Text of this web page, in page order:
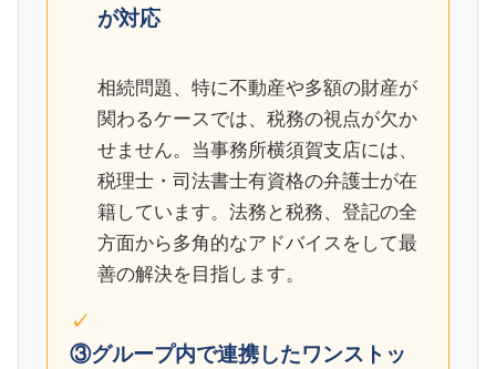
が対応
相続問題、特に不動産や多額の財産が
関わるケースでは、税務の視点が欠か
せません。当事務所横須賀支店には、
税理士・司法書士有資格の弁護士が在
籍しています。法務と税務、登記の全
方面から多角的なアドバイスをして最
善の解決を目指します。
③グループ内で連携したワンストッ